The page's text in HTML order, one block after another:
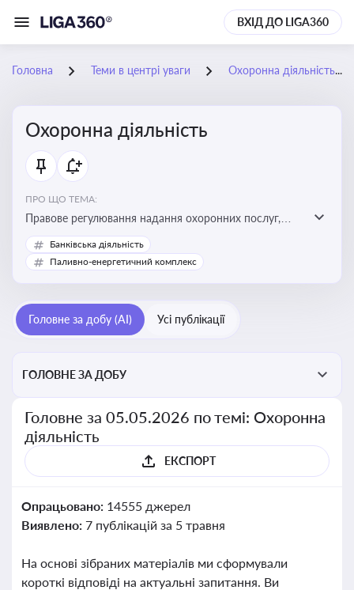
ВХІД ДО LIGA360
Головна Теми в центрі уваги Охоронна діяльність
Охоронна діяльність
ПРО ЩО ТЕМА:
Правове регулювання надання охоронних послуг,
вимоги до ліцензування, персоналу, технічних засобів
охорони та організації пультової й фізичної охорони
Банківська діяльність
Паливно-енергетичний комплекс
Головне за добу (AI) Усі публікації
ГОЛОВНЕ ЗА ДОБУ
Головне за 05.05.2026 по темі: Охоронна
діяльність
ЕКСПОРТ
Опрацьовано: 14555 джерел
Виявлено: 7 публікацій за 5 травня
На основі зібраних матеріалів ми сформували
короткі відповіді на актуальні запитання. Ви